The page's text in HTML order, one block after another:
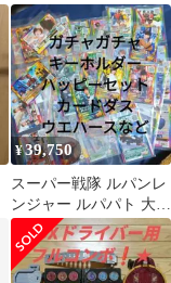
ー クリスマスver.
¥39,750
スーパー戦隊 ルパンレ
ンジャー ルパパト 大量
グッズ カードダス ウエ
ハース